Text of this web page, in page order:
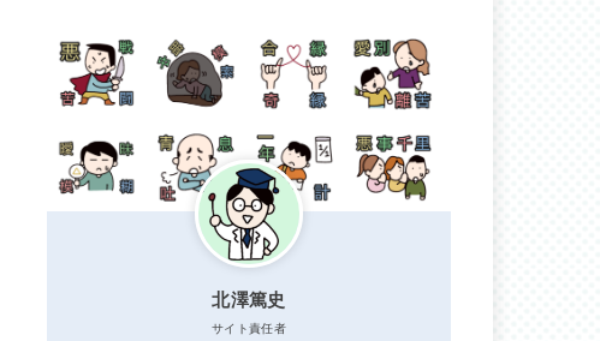
北澤篤史
サイト責任者